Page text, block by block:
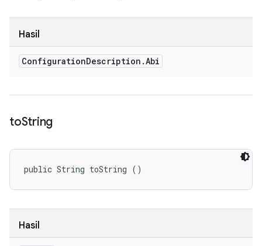
Hasil
ConfigurationDescription .Abi
toString
public String toString ()
Hasil